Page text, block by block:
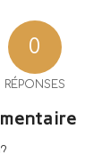
0
RÉPONSES